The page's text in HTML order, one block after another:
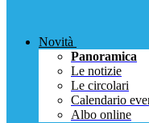
Novità
Panoramica
Le notizie
Le circolari
Calendario
Albo online